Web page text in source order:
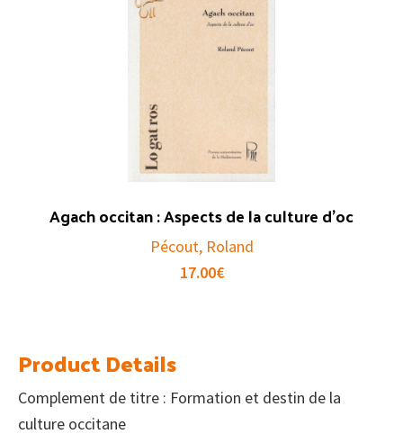
Agach occitan : Aspects de la culture d’oc
Pécout, Roland
17.00€
Product Details
Complement de titre : Formation et destin de la
culture occitane